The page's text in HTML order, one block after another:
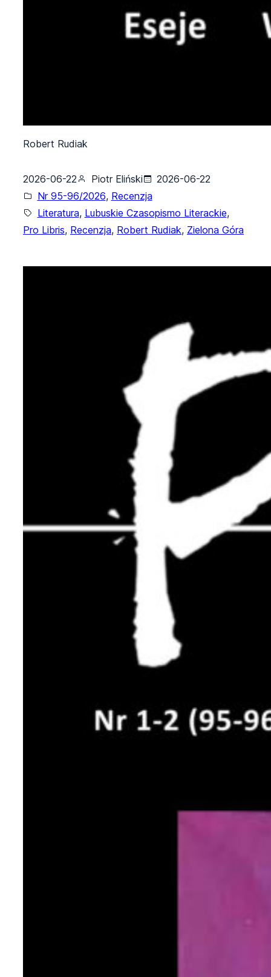
Robert Rudiak
2026-06-22 Piotr Eliński
2026-06-22
Nr 95-96/2026, Recenzja
Literatura, Lubuskie Czasopismo Literackie,
Pro Libris, Recenzja, Robert Rudiak, Zielona Góra